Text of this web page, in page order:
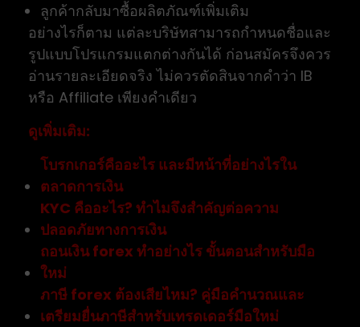
ลูกค้ากลับมาซื้อผลิตภัณฑ์เพิ่มเติม
อย่างไรก็ตาม แต่ละบริษัทสามารถกำหนดชื่อและ
รูปแบบโปรแกรมแตกต่างกันได้ ก่อนสมัครจึงควร
อ่านรายละเอียดจริง ไม่ควรตัดสินจากคำว่า IB
หรือ Affiliate เพียงคำเดียว
ดูเพิ่มเติม:
โบรกเกอร์คืออะไร และมีหน้าที่อย่างไรใน
ตลาดการเงิน
KYC คืออะไร? ทำไมจึงสำคัญต่อความ
ปลอดภัยทางการเงิน
ถอนเงิน forex ทำอย่างไร ขั้นตอนสำหรับมือ
ใหม่
ภาษี forex ต้องเสียไหม? คู่มือคำนวณและ
เตรียมยื่นภาษีสำหรับเทรดเดอร์มือใหม่